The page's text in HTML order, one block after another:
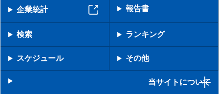
企業統計 報告書
検索 ランキング
スケジュール その他
当サイトについて